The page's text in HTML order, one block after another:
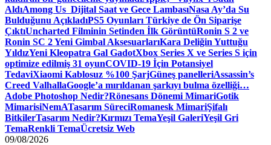
AldıAmong Us Dijital Saat ve Gece LambasıNasa Ay’da Su
Bulduğunu AçıkladıPS5 Oyunları Türkiye de Ön Siparişe
ÇıktıUncharted Filminin Setinden İlk GörüntüRonin S 2 ve
Ronin SC 2 Yeni Gimbal AksesuarlarıKara Deliğin Yuttuğu
YıldızYeni Kleopatra Gal GadotXbox Series X ve Series S için
optimize edilmiş 31 oyunCOVID-19 İçin Potansiyel
TedaviXiaomi Kablosuz %100 ŞarjGüneş panelleriAssassin’s
Creed ValhallaGoogle’a mırıldanan şarkıyı bulma özelliği…
Adobe Photoshop Nedir?Rönesans Dönemi MimariGotik
MimarisiNemATasarım SüreciRomanesk MimariŞifalı
BitkilerTasarım Nedir?Kırmızı TemaYeşil GaleriYeşil Gri
TemaRenkli TemaÜcretsiz Web
09/08/2026